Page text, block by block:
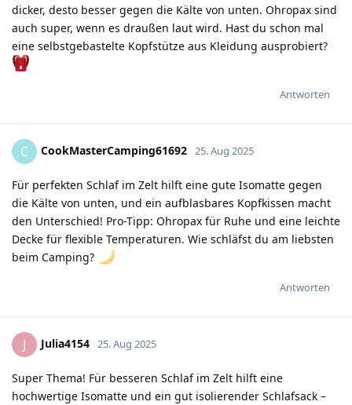
dicker, desto besser gegen die Kälte von unten. Ohropax sind
auch super, wenn es draußen laut wird. Hast du schon mal
eine selbstgebastelte Kopfstütze aus Kleidung ausprobiert?
Antworten
C CookMasterCamping61692 25. Aug 2025
Für perfekten Schlaf im Zelt hilft eine gute Isomatte gegen
die Kälte von unten, und ein aufblasbares Kopfkissen macht
den Unterschied! Pro-Tipp: Ohropax für Ruhe und eine leichte
Decke für flexible Temperaturen. Wie schläfst du am liebsten
beim Camping?
Antworten
J Julia4154 25. Aug 2025
Super Thema! Für besseren Schlaf im Zelt hilft eine
hochwertige Isomatte und ein gut isolierender Schlafsack –